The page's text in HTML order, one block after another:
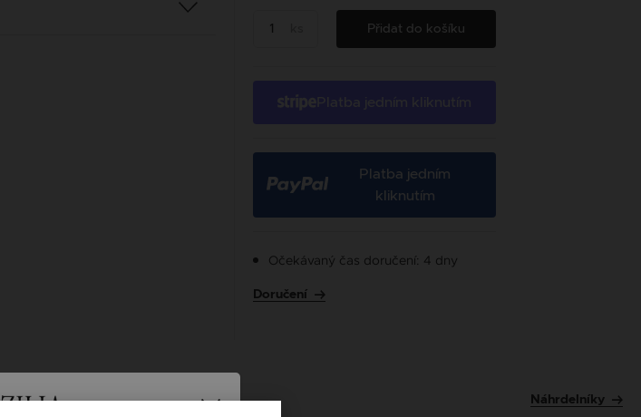
Přidat do košíku
Platba jedním
kliknutím
Očekávaný čas doručení: 4 dny
Doručení
Náhrdelníky